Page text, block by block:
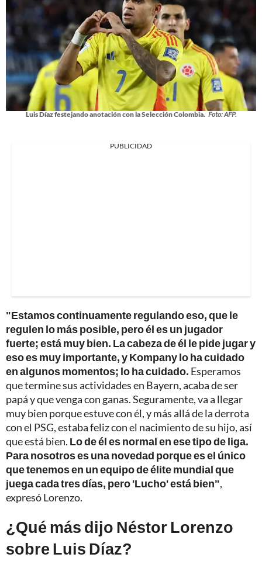
Luis Díaz festejando anotación con la Selección Colombia. Foto: AFP.
PUBLICIDAD
"Estamos continuamente regulando eso, que le
regulen lo más posible, pero él es un jugador
fuerte; está muy bien. La cabeza de él le pide jugar y
eso es muy importante, y Kompany lo ha cuidado
en algunos momentos; lo ha cuidado. Esperamos
que termine sus actividades en Bayern, acaba de ser
papá y que venga con ganas. Seguramente, va a llegar
muy bien porque estuve con él, y más allá de la derrota
con el PSG, estaba feliz con el nacimiento de su hijo, así
que está bien. Lo de él es normal en ese tipo de liga.
Para nosotros es una novedad porque es el único
que tenemos en un equipo de élite mundial que
juega cada tres días, pero 'Lucho' está bien",
expresó Lorenzo.
¿Qué más dijo Néstor Lorenzo
sobre Luis Díaz?